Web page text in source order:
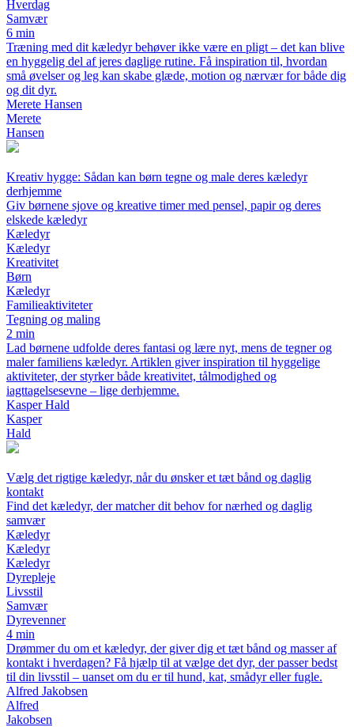
Hverdag
Samvær
6 min
Træning med dit kæledyr behøver ikke være en pligt – det kan blive
en hyggelig del af jeres daglige rutine. Få inspiration til, hvordan
små øvelser og leg kan skabe glæde, motion og nærvær for både dig
og dit dyr.
Merete Hansen
Merete
Hansen
Kreativ hygge: Sådan kan børn tegne og male deres kæledyr
derhjemme
Giv børnene sjove og kreative timer med pensel, papir og deres
elskede kæledyr
Kæledyr
Kæledyr
Kreativitet
Børn
Kæledyr
Familieaktiviteter
Tegning og maling
2 min
Lad børnene udfolde deres fantasi og lære nyt, mens de tegner og
maler familiens kæledyr. Artiklen giver inspiration til hyggelige
aktiviteter, der styrker både kreativitet, tålmodighed og
iagttagelsesevne – lige derhjemme.
Kasper Hald
Kasper
Hald
Vælg det rigtige kæledyr, når du ønsker et tæt bånd og daglig
kontakt
Find det kæledyr, der matcher dit behov for nærhed og daglig
samvær
Kæledyr
Kæledyr
Kæledyr
Dyrepleje
Livsstil
Samvær
Dyrevenner
4 min
Drømmer du om et kæledyr, der giver dig et tæt bånd og masser af
kontakt i hverdagen? Få hjælp til at vælge det dyr, der passer bedst
til din livsstil – uanset om du er til hund, kat, smådyr eller fugle.
Alfred Jakobsen
Alfred
Jakobsen